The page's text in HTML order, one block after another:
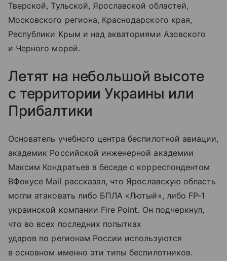
Тверской, Тульской, Ярославской областей,
Московского региона, Краснодарского края,
Республики Крым и над акваториями Азовского
и Черного морей.
Летят на небольшой высоте
с территории Украины или
Прибалтики
Основатель учебного центра беспилотной авиации,
академик Российской инженерной академии
Максим Кондратьев в беседе с корреспондентом
ВФокусе Mail рассказал, что Ярославскую область
могли атаковать либо БПЛА «Лютый», либо FP-1
украинской компании Fire Point. Он подчеркнул,
что во всех последних попытках
ударов по регионам России используются
в основном именно эти типы беспилотников.